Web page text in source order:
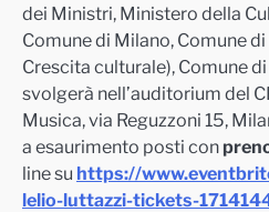
dei Ministri, Ministero della
Comune di Milano, Comune
Crescita culturale), Comune
svolgerà nell’auditorium del
Musica, via Reguzzoni 15,
a esaurimento posti con
line su https://
lelio-luttazzi-tickets-